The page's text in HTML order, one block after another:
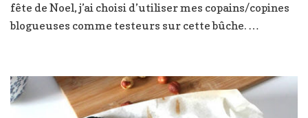
noisette
et
fête de Noel, j’ai choisi d’utiliser mes copains/copines
blogueuses comme testeurs sur cette bûche. …